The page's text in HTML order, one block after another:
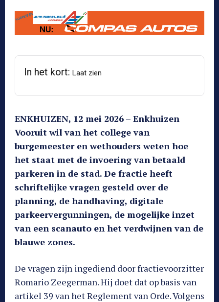
In het kort: Laat zien
ENKHUIZEN, 12 mei 2026 – Enkhuizen
Vooruit wil van het college van
burgemeester en wethouders weten hoe
het staat met de invoering van betaald
parkeren in de stad. De fractie heeft
schriftelijke vragen gesteld over de
planning, de handhaving, digitale
parkeervergunningen, de mogelijke inzet
van een scanauto en het verdwijnen van de
blauwe zones.
De vragen zijn ingediend door fractievoorzitter
Romario Zeegerman. Hij doet dat op basis van
artikel 39 van het Reglement van Orde. Volgens